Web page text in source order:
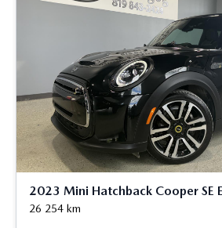
2023 Mini Hatchback Cooper SE
26 254 km